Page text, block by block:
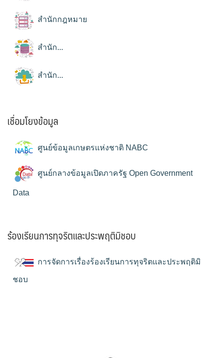
สำนักกฎหมาย
สำนัก...
สำนัก...
เชื่อมโยงข้อมูล
ศูนย์ข้อมูลเกษตรแห่งชาติ NABC
ศูนย์กลางข้อมูลเปิดภาครัฐ Open Government
Data
ร้องเรียนการทุจริตและประพฤติมิชอบ
การจัดการเรื่องร้องเรียนการทุจริตและประพฤติมิ
ชอบ